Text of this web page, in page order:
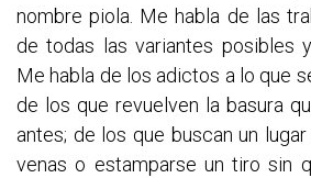
nombre piola. Me habla de las
de todas las variantes posibles
Me habla de los adictos a lo que
de los que revuelven la basura
antes; de los que buscan un
venas o estamparse un tiro sin